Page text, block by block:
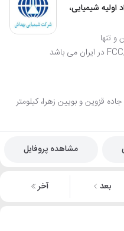
اولیه شیمیایی،
تنها
قزوین و بویین زهرا، کیلومتر
مشاهده پروفایل
بعد آخر